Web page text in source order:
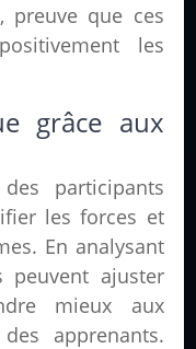
preuve que ces
les
grâce aux
participants
les forces et
En analysant
peuvent ajuster
mieux aux
apprenants.